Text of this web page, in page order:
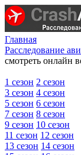
Главная
Расследование
смотреть онлайн
1 сезон 2 сезон
3 сезон 4 сезон
5 сезон 6 сезон
7 сезон 8 сезон
9 сезон 10 сезон
11 сезон 12 сезон
13 сезон 14 сезон